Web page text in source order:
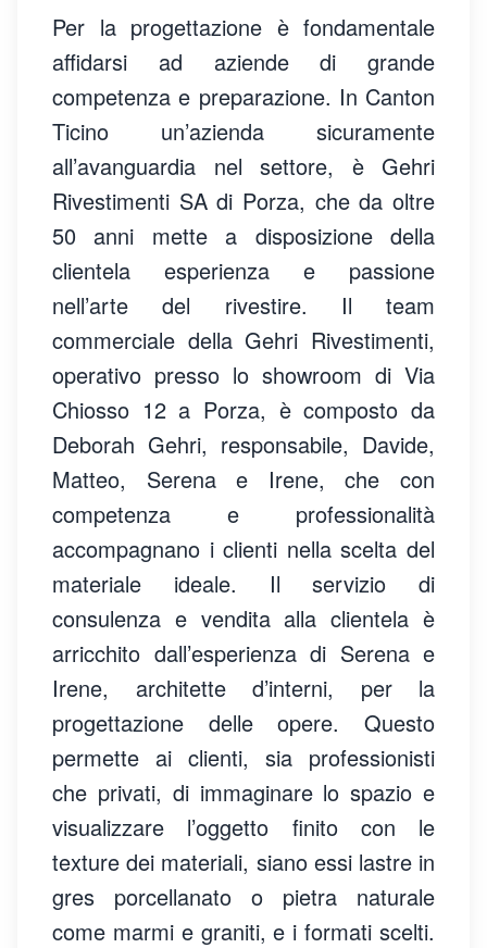
Per la progettazione è fondamentale
affidarsi ad aziende di grande
competenza e preparazione. In Canton
Ticino un’azienda sicuramente
all’avanguardia nel settore, è Gehri
Rivestimenti SA di Porza, che da oltre
50 anni mette a disposizione della
clientela esperienza e passione
nell’arte del rivestire. Il team
commerciale della Gehri Rivestimenti,
operativo presso lo showroom di Via
Chiosso 12 a Porza, è composto da
Deborah Gehri, responsabile, Davide,
Matteo, Serena e Irene, che con
competenza e professionalità
accompagnano i clienti nella scelta del
materiale ideale. Il servizio di
consulenza e vendita alla clientela è
arricchito dall’esperienza di Serena e
Irene, architette d’interni, per la
progettazione delle opere. Questo
permette ai clienti, sia professionisti
che privati, di immaginare lo spazio e
visualizzare l’oggetto finito con le
texture dei materiali, siano essi lastre in
gres porcellanato o pietra naturale
come marmi e graniti, e i formati scelti.